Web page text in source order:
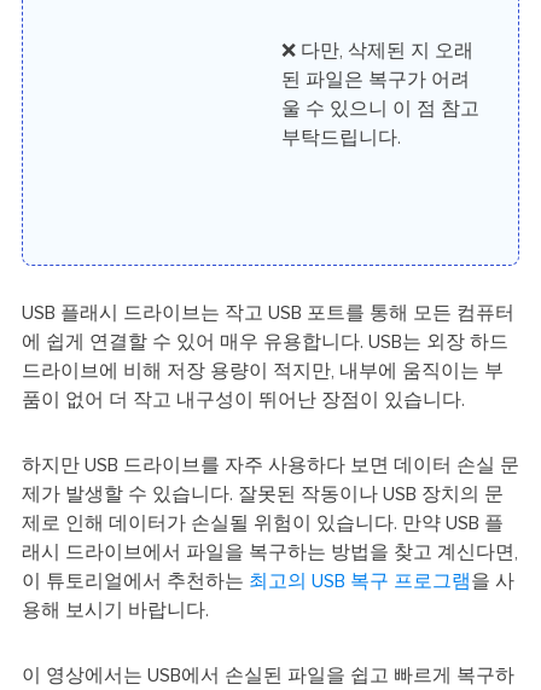
❌ 다만, 삭제된 지 오래
된 파일은 복구가 어려
울 수 있으니 이 점 참고
부탁드립니다.
USB 플래시 드라이브는 작고 USB 포트를 통해 모든 컴퓨터
에 쉽게 연결할 수 있어 매우 유용합니다. USB는 외장 하드
드라이브에 비해 저장 용량이 적지만, 내부에 움직이는 부
품이 없어 더 작고 내구성이 뛰어난 장점이 있습니다.
하지만 USB 드라이브를 자주 사용하다 보면 데이터 손실 문
제가 발생할 수 있습니다. 잘못된 작동이나 USB 장치의 문
제로 인해 데이터가 손실될 위험이 있습니다. 만약 USB 플
래시 드라이브에서 파일을 복구하는 방법을 찾고 계신다면,
이 튜토리얼에서 추천하는 최고의 USB 복구 프로그램을 사
용해 보시기 바랍니다.
이 영상에서는 USB에서 손실된 파일을 쉽고 빠르게 복구하